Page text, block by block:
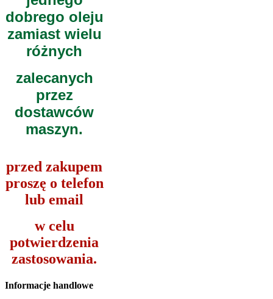
dobrego oleju
zamiast wielu
różnych
zalecanych
przez
dostawców
maszyn.
przed zakupem
proszę o telefon
lub email
w celu
potwierdzenia
zastosowania.
Informacje handlowe